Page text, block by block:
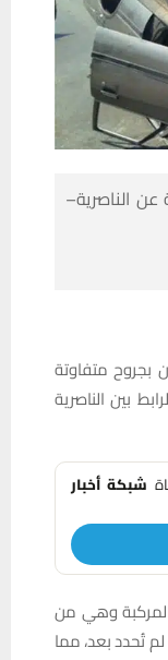
الناصرية–
متفاوتة
بين الناصرية
شبكة أخبار
المركبة وهي من
تُحدد بعد، مما